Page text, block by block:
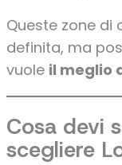
Queste zone di
definita, ma
vuole il meglio
Cosa devi
scegliere